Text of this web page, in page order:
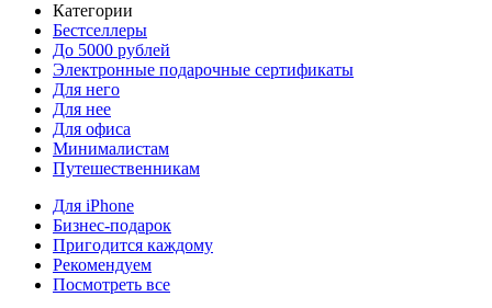
Категории
Бестселлеры
До 5000 рублей
Электронные подарочные сертификаты
Для него
Для нее
Для офиса
Минималистам
Путешественникам
Для iPhone
Бизнес-подарок
Пригодится каждому
Рекомендуем
Посмотреть все